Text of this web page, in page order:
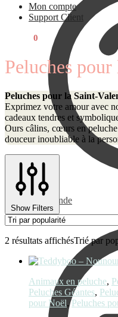
Commande
Mon compte
Support Client
0
Peluches
Peluches pour la Saint-
Exprimez votre amour avec
cadeaux tendres et
Ours câlins, cœurs en
douceur inoubliable à la
Show Filters
2 résultats affichésTrié par
Animaux en peluche,
Peluches Géantes,
pour Noël,Peluches